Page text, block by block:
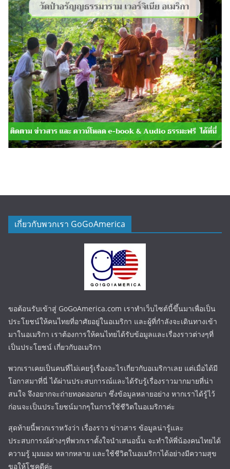
เกี่ยวกับพวกเรา GoGoAmerica
ขอต้อนรับเข้าสู่ GoGoAmerica.com เราทำเว็บไซต์นี้ขึ้นมาเพื่อเป็น
ประโยชน์ให้คนไทยที่อาศัยอยู่ในอเมริกา และผู้ที่กำลังจะเดินทางเข้า
มาในอเมริกา เราต้องการให้คนไทยได้รับข้อมูลและเรื่องราวต่างๆที่
เป็นประโยชน์ เกี่ยวกับอเมริกา
พวกเราเคยเป็นคนที่ไม่เคยรู้เรื่องอะไรเกี่ยวกับอเมริกาเลย แต่เมื่อได้มี
โอกาสมาที่นี่ ได้ผ่านประสบการณ์และได้รับรู้เรื่องราวมากมายที่น่า
สนใจ จึงอยากจะถ่ายทอดออกมา ซึ่งข้อมูลหลายอย่าง หากเราได้รู้ไว้
ก่อนจะเป็นประโยชน์มากๆในการใช้ชีวิตในอเมริกาค่ะ
สุดท้ายนี้พวกเราหวังว่า เรื่องราว ข่าวสาร ข้อมูลน่ารู้และ
ประสบการณ์ต่างๆที่พวกเราตั้งใจนำเสนอนั้น จะทำให้พี่น้องคนไทยได้
ความรู้ มุมมอง หลากหลาย และใช้ชีวิตในอเมริกาได้อย่างมีความสุข
ขอให้โชคดีค่ะ